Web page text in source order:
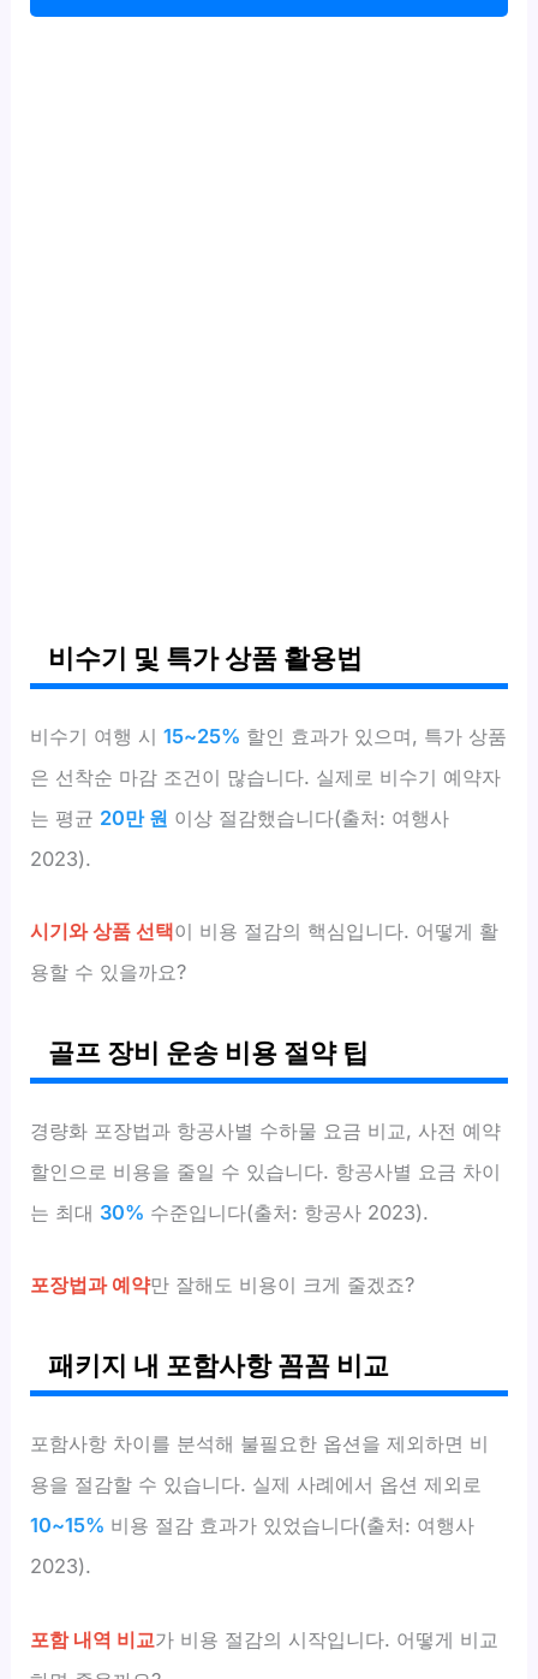
비수기 및 특가 상품 활용법
비수기 여행 시15~25% 할인 효과가 있으며, 특가 상품
은 선착순 마감 조건이 많습니다. 실제로 비수기 예약자
는 평균 20만 원 이상 절감했습니다(출처: 여행사
2023).
시기와 상품 선택이 비용 절감의 핵심입니다. 어떻게 활
용할 수 있을까요?
골프 장비 운송 비용 절약 팁
경량화 포장법과 항공사별 수하물 요금 비교, 사전 예약
할인으로 비용을 줄일 수 있습니다. 항공사별 요금 차이
는 최대 30% 수준입니다(출처: 항공사 2023).
포장법과 예약만 잘해도 비용이 크게 줄겠죠?
패키지 내 포함사항 꼼꼼 비교
포함사항 차이를 분석해 불필요한 옵션을 제외하면 비
용을 절감할 수 있습니다. 실제 사례에서 옵션 제외로
10~15% 비용 절감 효과가 있었습니다(출처: 여행사
2023).
포함 내역 비교가 비용 절감의 시작입니다. 어떻게 비교